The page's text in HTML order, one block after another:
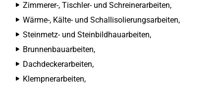
Zimmerer-, Tischler- und Schreinerarbeiten,
Wärme-, Kälte- und Schallisolierungsarbeiten,
Steinmetz- und Steinbildhauarbeiten,
Brunnenbauarbeiten,
Dachdeckerarbeiten,
Klempnerarbeiten,